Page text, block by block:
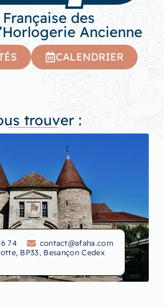
des
Ancienne
CALENDRIER
trouver :
74
contact@afaha.com
BP33, Besançon Cedex